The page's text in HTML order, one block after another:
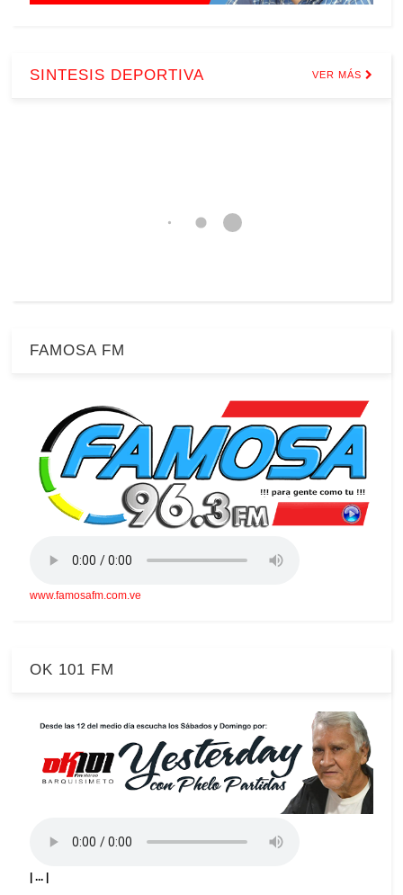
SINTESIS DEPORTIVA VER MÁS
FAMOSA FM
www.famosafm.com.ve
OK 101 FM
| ... |